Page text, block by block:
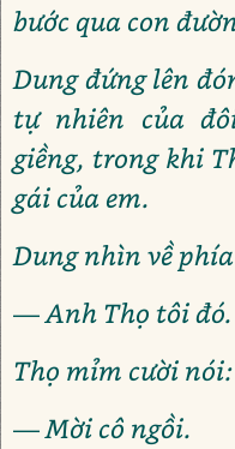
bước qua con
Dung đứng lên
tự nhiên của
giềng, trong khi
gái của em.
Dung nhìn về
— Anh Thọ tôi đó.
Thọ mỉm cười nói:
— Mời cô ngồi.